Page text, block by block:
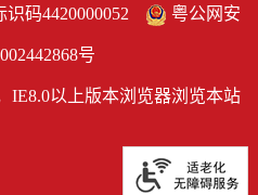
码4420000052 粤公网安
号
IE8.0以上版本浏览器浏览本站